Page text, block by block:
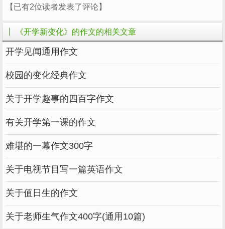
室内足球场，漆重新刷了，因为开学刚刷起来
学校变化了好多呀！
篇五：《开学新变化》的作文
新学期，在一楼，又增了一批一年级的小朋
友，我们做操的时候，他们会看着我们做，我们
退场的时候，他们就会赶紧跑走。不过我还是觉
得挺开心的，因为又有一批我们可以叫他们“小
屁孩”的人了。
我们升到了三楼，要走很多级楼梯，真累
呀！三楼一点都不好玩，课间还不能去一楼玩。
一楼多好啊，有大榕树，有操场，有小操场，有
大厅，有神秘花园，还有后花园，多好的地方
【已有2位读者发表了评论】
┃ 《开学新变化》的作文的相关文章
开学见闻通用作文
校园的变化经典作文
关于开学趣事的四百字作文
有关开学第一课的作文
难堪的一幕作文300字
关于电视节目写一篇英语作文
关于值日生的作文
关于老师生气作文400字(通用10篇)